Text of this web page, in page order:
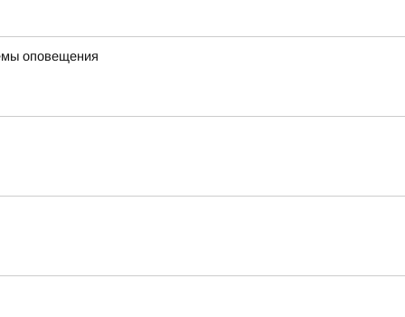
оповещения